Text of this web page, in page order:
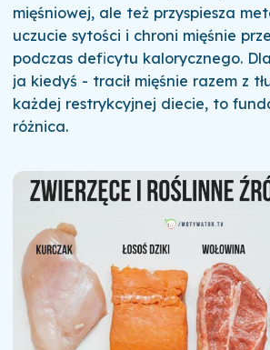
mięśniowej, ale też przyspiesza
uczucie sytości i chroni mięśnie
podczas deficytu kalorycznego.
ja kiedyś - tracił mięśnie razem z
każdej restrykcyjnej diecie, to
różnica.